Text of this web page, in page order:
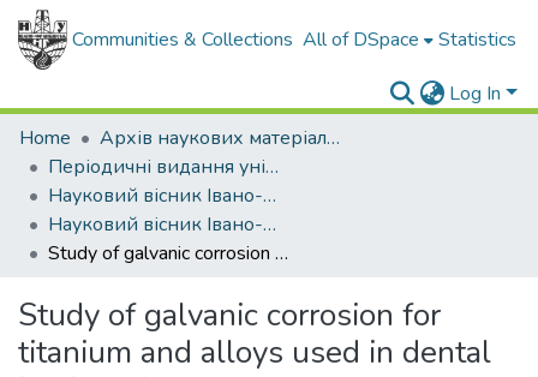
Communities & Collections All of DSpace Statistics
Log In
Home
Архів наукових матеріалів
Періодичні видання університету
Науковий вісник Івано-Франківського національного технічного університету нафти і газу
Науковий вісник Івано-Франківського національного технічного університету нафти і газу - 2002 - №2
Study of galvanic corrosion for titanium and alloys used in dental implantology
Study of galvanic corrosion for
titanium and alloys used in dental